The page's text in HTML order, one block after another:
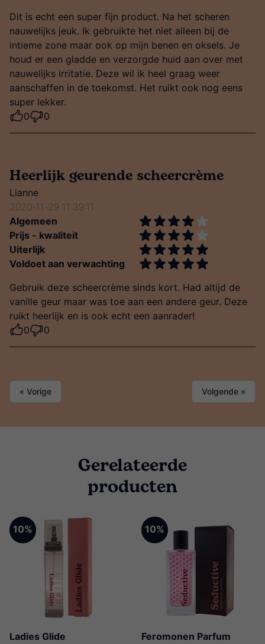
Dit is echt een super fijn product. Na het scheren
nauwelijks jeuk. Ik gebruikte het niet alleen bij de
intieme zone maar ook op mijn benen en oksels. Je
houd er een gladde en verzorgde huid aan over met
nauwelijks irritatie. Deze wil ik heel graag weer
aanschaffen in de toekomst. Het ruikt ook nog eens
super lekker.
0
0
Heerlijk geurende scheercrème
Lianne
2020-11-29 11:39:11
Algemeen
Prijs - kwaliteit
Uiterlijk
Voldoet aan verwachting
Gebruik deze scheercrème sinds kort. Had altijd de
vanille geur maar was toe aan een andere geur. Deze
ruikt heerlijk en is ook echt een aanrader!
0
0
« Vorige Volgende »
Gerelateerde
producten
10%
Ladies Glide
10%
Feromonen Parfum